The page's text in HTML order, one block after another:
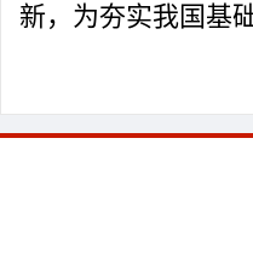
新，为夯实我国基